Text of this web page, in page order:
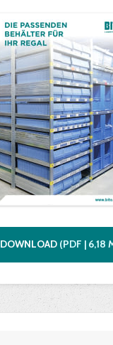
DOWNLOAD (PDF | 6,18